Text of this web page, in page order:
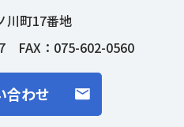
川町17番地
FAX：075-602-0560
合わせ